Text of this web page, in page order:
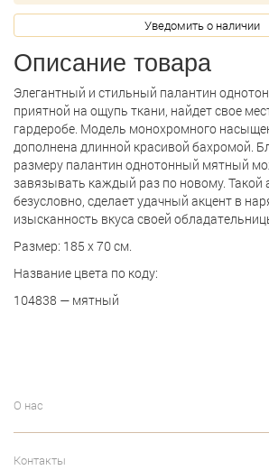
Уведомить о наличии
Описание товара
Элегантный и стильный палантин
приятной на ощупь ткани, найдет свое
гардеробе. Модель монохромного
дополнена длинной красивой бахромой.
размеру палантин однотонный мятный
завязывать каждый раз по новому. Такой
безусловно, сделает удачный акцент в
изысканность вкуса своей
Размер: 185 х 70 см.
Название цвета по коду:
104838 — мятный
О нас
Контакты